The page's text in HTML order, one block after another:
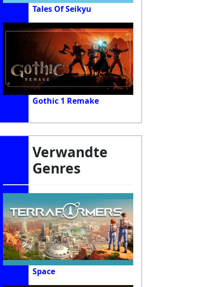
Tales Of Seikyu
Gothic 1 Remake
Verwandte
Genres
Space